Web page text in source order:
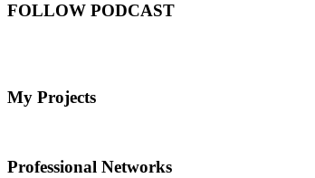
FOLLOW PODCAST
My Projects
Professional Networks